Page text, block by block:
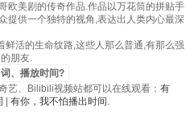
欧美剧的传奇作品.作品以万花筒的拼贴手
提供一个独特的视角,表达出人类内心最深
活的生命纹路,这些人那么普通,有那么强
朋友.
、播放时间?
艺、Bilibili视频站都可以在线观看： 有
有你，我不怕播出时间 .